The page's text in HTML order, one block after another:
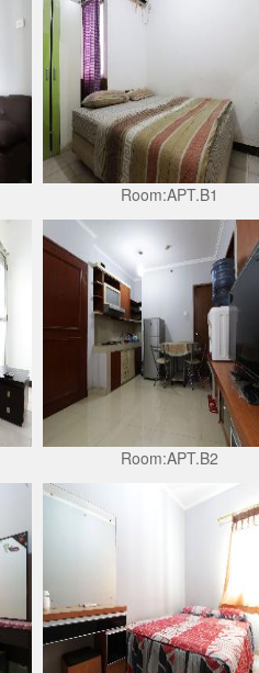
Room:APT.B1
Room:APT.B2